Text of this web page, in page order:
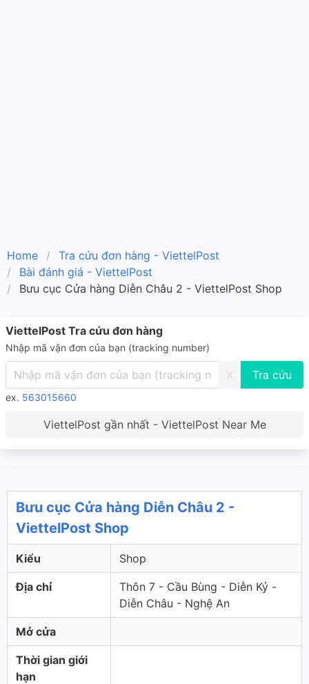
Home
Tra cứu đơn hàng - ViettelPost
Bài đánh giá - ViettelPost
Bưu cục Cửa hàng Diễn Châu 2 - ViettelPost Shop
ViettelPost Tra cứu đơn hàng
Nhập mã vận đơn của bạn (tracking number)
X
ex. 563015660
ViettelPost gần nhất - ViettelPost Near Me
Bưu cục Cửa hàng Diễn Châu 2 -
ViettelPost Shop
Kiểu Shop
Địa chỉ
Thôn 7 - Cầu Bùng - Diễn Kỷ -
Diễn Châu - Nghệ An
Mở cửa
Thời gian giới
hạn